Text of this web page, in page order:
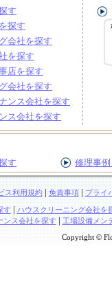
す
探す
会社を探す
を探す
店を探す
会社を探す
ンス会社を探す
ス会社を探す
す 修理事
ス利用規約| 免責事項| プライ
す | ハウスクリーニング会社を
ンス会社を探す| 工場設備メン
Copyright ©